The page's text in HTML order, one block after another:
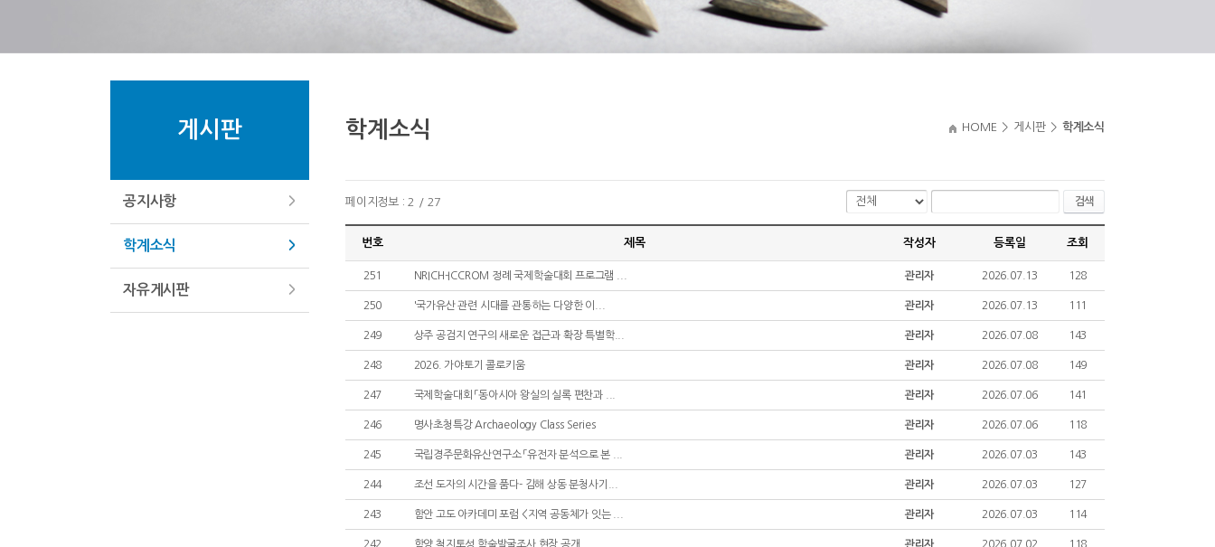
게시판
공지사항
학계소식
자유게시판
학계소식 HOME > 게시판 > 학계소식
페이지정보 : 2 / 27 검색
번호 제목 작성자 등록일 조회
251 NRICH-ICCROM 정례 국제학술대회 프로그램 ... 관리자 2026.07.13 128
250 '국가유산 관련 시대를 관통하는 다양한 이... 관리자 2026.07.13 111
249 상주 공검지 연구의 새로운 접근과 확장 특별학... 관리자 2026.07.08 143
248 2026. 가야토기 콜로키움 관리자 2026.07.08 149
247 국제학술대회 「동아시아 왕실의 실록 편찬과 ... 관리자 2026.07.06 141
246 명사초청특강 Archaeology Class Series 관리자 2026.07.06 118
245 국립경주문화유산연구소 「유전자 분석으로 본 ... 관리자 2026.07.03 143
244 조선 도자의 시간을 품다- 김해 상동 분청사기... 관리자 2026.07.03 127
243 함안 고도 아카데미 포럼 <지역 공동체가 잇는 ... 관리자 2026.07.03 114
242 함양 척지토성 학술발굴조사 현장 공개 관리자 2026.07.02 118